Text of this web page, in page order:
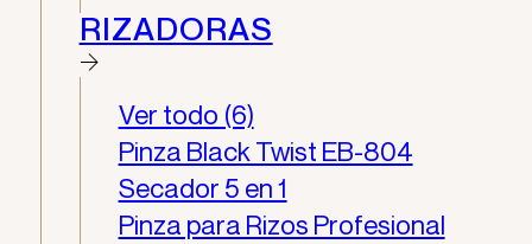
RIZADORAS
Ver todo (6)
Pinza Black Twist EB-804
Secador 5 en 1
Pinza para Rizos Profesional